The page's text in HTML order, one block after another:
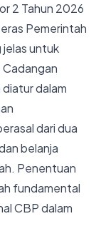
2 Tahun 2026
Pemerintah
untuk
dalam
dari dua
belanja
Penentuan
fundamental
CBP dalam